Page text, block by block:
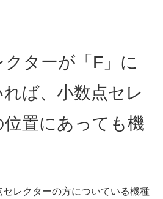
ターが「F」に
ば、小数点セレ
置にあっても機
レクターの方についている機種